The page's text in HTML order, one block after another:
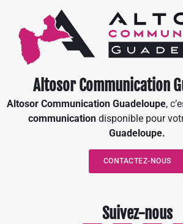
Altosor Communication
Altosor Communication Guadeloupe,
communication disponible pour
Guadeloupe.
CONTACTEZ-NOUS
Suivez-nous